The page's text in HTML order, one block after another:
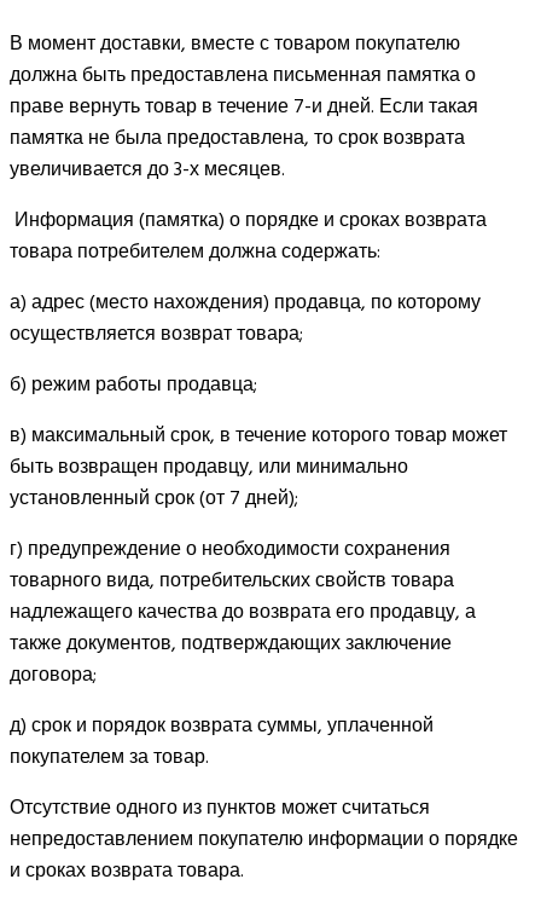
В момент доставки, вместе с товаром покупателю
должна быть предоставлена письменная памятка о
праве вернуть товар в течение 7-и дней. Если такая
памятка не была предоставлена, то срок возврата
увеличивается до 3-х месяцев.
Информация (памятка) о порядке и сроках возврата
товара потребителем должна содержать:
а) адрес (место нахождения) продавца, по которому
осуществляется возврат товара;
б) режим работы продавца;
в) максимальный срок, в течение которого товар может
быть возвращен продавцу, или минимально
установленный срок (от 7 дней);
г) предупреждение о необходимости сохранения
товарного вида, потребительских свойств товара
надлежащего качества до возврата его продавцу, а
также документов, подтверждающих заключение
договора;
д) срок и порядок возврата суммы, уплаченной
покупателем за товар.
Отсутствие одного из пунктов может считаться
непредоставлением покупателю информации о порядке
и сроках возврата товара.